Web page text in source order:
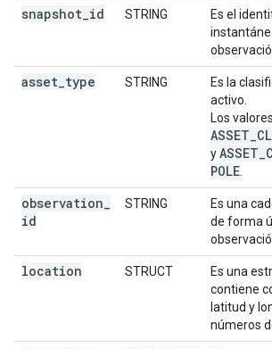
snapshot id STRING
Es el
asset type STRING
Es la
activo.
Los
ASSET
yASSET
POLE
observation
id
STRING
Es una
de forma
location STRUCT
Es una
contiene
latitud y
números